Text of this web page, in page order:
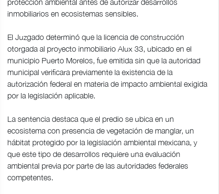
protección ambiental antes de autorizar desarrollos
inmobiliarios en ecosistemas sensibles.
El Juzgado determinó que la licencia de construcción
otorgada al proyecto inmobiliario Alux 33, ubicado en el
municipio Puerto Morelos, fue emitida sin que la autoridad
municipal verificara previamente la existencia de la
autorización federal en materia de impacto ambiental exigida
por la legislación aplicable.
La sentencia destaca que el predio se ubica en un
ecosistema con presencia de vegetación de manglar, un
hábitat protegido por la legislación ambiental mexicana, y
que este tipo de desarrollos requiere una evaluación
ambiental previa por parte de las autoridades federales
competentes.